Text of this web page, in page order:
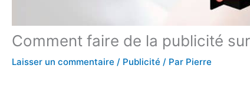
Comment faire de la publicité
Laisser un commentaire / Publicité / Par Pierre